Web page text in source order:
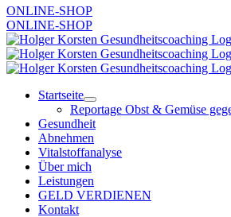
ONLINE-SHOP
ONLINE-SHOP
Startseite
Reportage Obst & Gemüse
Gesundheit
Abnehmen
Vitalstoffanalyse
Über mich
Leistungen
GELD VERDIENEN
Kontakt